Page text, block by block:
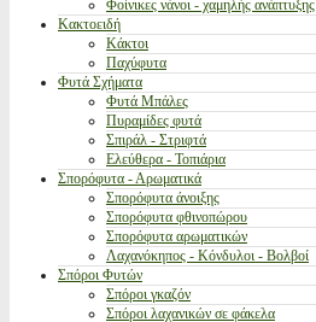
Φοίνικες νάνοι - χαμηλής ανάπτυξης
Κακτοειδή
Κάκτοι
Παχύφυτα
Φυτά Σχήματα
Φυτά Μπάλες
Πυραμίδες φυτά
Σπιράλ - Στριφτά
Ελεύθερα - Τοπιάρια
Σπορόφυτα - Αρωματικά
Σπορόφυτα άνοιξης
Σπορόφυτα φθινοπώρου
Σπορόφυτα αρωματικών
Λαχανόκηπος - Κόνδυλοι - Βολβοί
Σπόροι Φυτών
Σπόροι γκαζόν
Σπόροι λαχανικών σε φάκελα